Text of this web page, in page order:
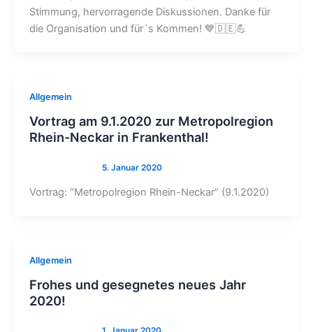
Stimmung, hervorragende Diskussionen. Danke für
die Organisation und für´s Kommen! 💙🇩🇪💪
Allgemein
Vortrag am 9.1.2020 zur Metropolregion
Rhein-Neckar in Frankenthal!
Vortrag: “Metropolregion Rhein-Neckar” (9.1.2020)
Allgemein
Frohes und gesegnetes neues Jahr
2020!